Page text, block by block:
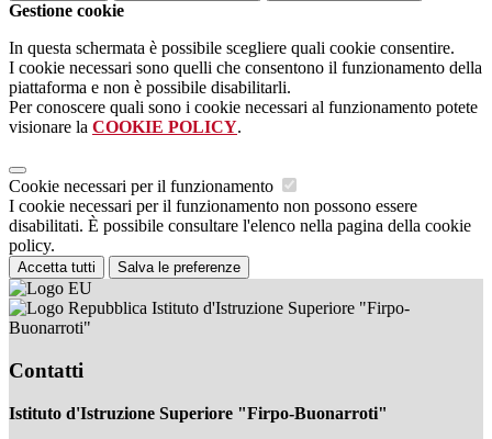
Gestione cookie
In questa schermata è possibile scegliere quali cookie consentire.
I cookie necessari sono quelli che consentono il funzionamento della
piattaforma e non è possibile disabilitarli.
Per conoscere quali sono i cookie necessari al funzionamento potete
visionare la COOKIE POLICY.
Cookie necessari per il funzionamento
I cookie necessari per il funzionamento non possono essere
disabilitati. È possibile consultare l'elenco nella pagina della cookie
policy.
Accetta tutti Salva le preferenze
Istituto d'Istruzione Superiore "Firpo-
Buonarroti"
Contatti
Istituto d'Istruzione Superiore "Firpo-Buonarroti"